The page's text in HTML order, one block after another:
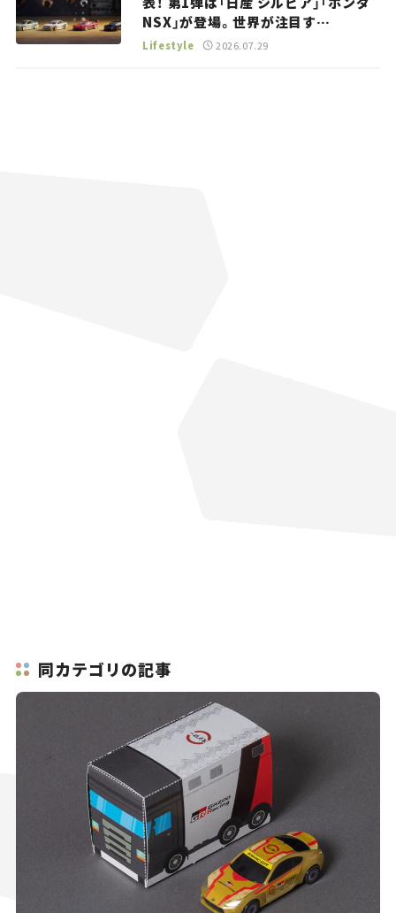
NSX」が登場。世界が注目す
る“JDM”に焦点【クルマとホビー】
Lifestyle 2026.07.29
同カテゴリの記事